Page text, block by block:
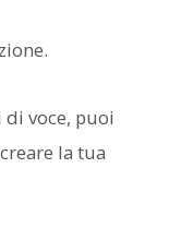
voce, puoi
la tua